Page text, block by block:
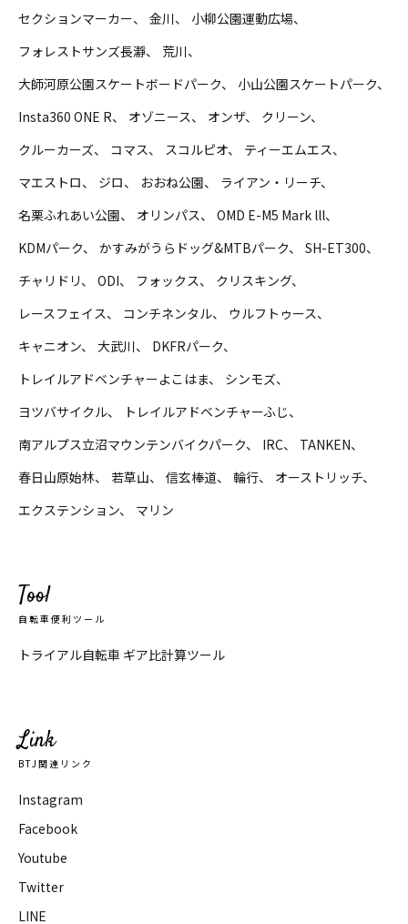
セクションマーカー
金川
小柳公園運動広場
フォレストサンズ長瀞
荒川
大師河原公園スケートボードパーク
小山公園スケートパーク
Insta360 ONE R
オゾニース オンザ
クリーン
クルーカーズ
コマス スコルピオ
ティーエムエス
マエストロ
ジロ おおね公園
ライアン・リーチ
名栗ふれあい公園
オリンパス
OMD E-M5 Mark lll
KDMパーク
かすみがうらドッグ&MTBパーク
SH-ET300
チャリドリ
ODI フォックス
クリスキング
レースフェイス
コンチネンタル
ウルフトゥース
キャニオン
大武川
DKFRパーク
トレイルアドベンチャーよこはま
シンモズ
ヨツバサイクル
トレイルアドベンチャーふじ
南アルプス立沼マウンテンバイクパーク
IRC
TANKEN
春日山原始林
若草山 信玄棒道 輪行
オーストリッチ
エクステンション
マリン
Tool
自転車便利ツール
トライアル自転車 ギア比計算ツール
Link
BTJ関連リンク
Instagram
Facebook
Youtube
Twitter
LINE